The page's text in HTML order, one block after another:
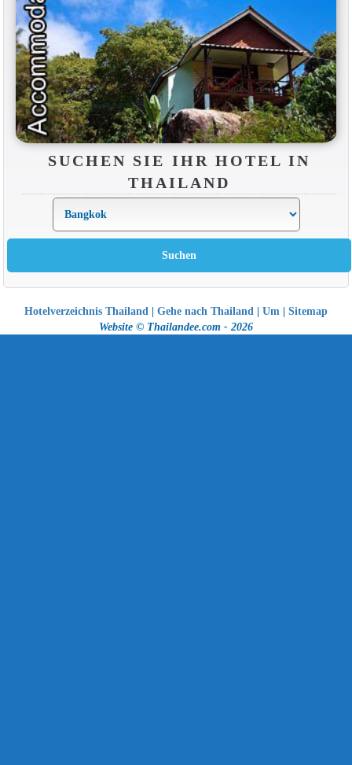
SUCHEN SIE IHR HOTEL IN
THAILAND
Hotelverzeichnis Thailand | Gehe nach Thailand | Um | Sitemap
Website © Thailandee.com - 2026